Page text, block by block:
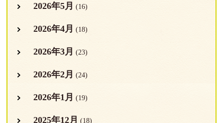
2026年5月 (16)
2026年4月 (18)
2026年3月 (23)
2026年2月 (24)
2026年1月 (19)
2025年12月 (18)